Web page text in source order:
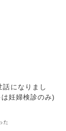
になりまし
妊婦検診のみ)
た